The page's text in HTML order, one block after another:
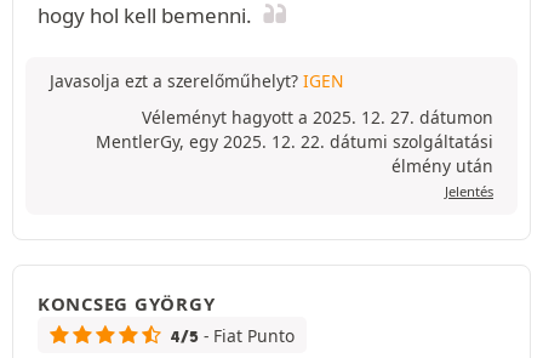
hogy hol kell bemenni.
Javasolja ezt a szerelőműhelyt? IGEN
Véleményt hagyott a 2025. 12. 27. dátumon
MentlerGy, egy 2025. 12. 22. dátumi szolgáltatási
élmény után
Jelentés
KONCSEG GYÖRGY
4/5 - Fiat Punto